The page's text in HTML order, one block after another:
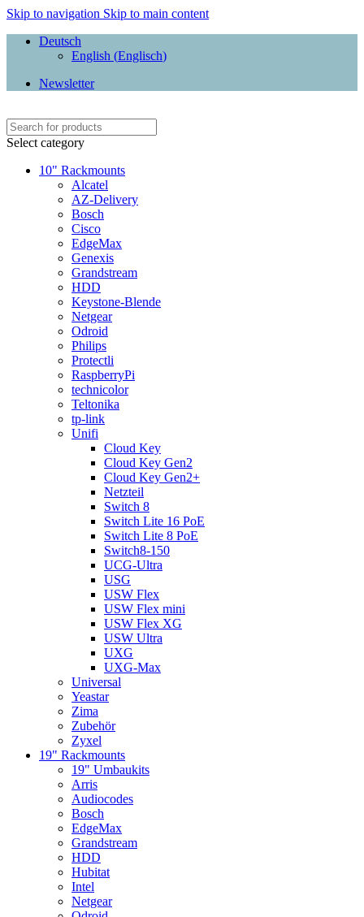
Skip to navigation Skip to main content
Deutsch
English (Englisch)
Newsletter
Select category
10" Rackmounts
Alcatel
AZ-Delivery
Bosch
Cisco
EdgeMax
Genexis
Grandstream
HDD
Keystone-Blende
Netgear
Odroid
Philips
Protectli
RaspberryPi
technicolor
Teltonika
tp-link
Unifi
Cloud Key
Cloud Key Gen2
Cloud Key Gen2+
Netzteil
Switch 8
Switch Lite 16 PoE
Switch Lite 8 PoE
Switch8-150
UCG-Ultra
USG
USW Flex
USW Flex mini
USW Flex XG
USW Ultra
UXG
UXG-Max
Universal
Yeastar
Zima
Zubehör
Zyxel
19" Rackmounts
19" Umbaukits
Arris
Audiocodes
Bosch
EdgeMax
Grandstream
HDD
Hubitat
Intel
Netgear